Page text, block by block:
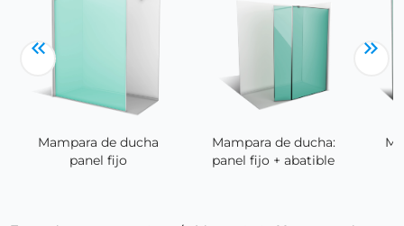
Mampara de ducha
panel fijo
Mampara de ducha:
panel fijo + abatible